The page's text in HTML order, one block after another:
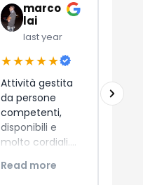
marco
lai
last year
★★★★★
Attività gestita
da persone
competenti,
disponibili e
molto cordiali.
competitivi,
Read more
Due
che